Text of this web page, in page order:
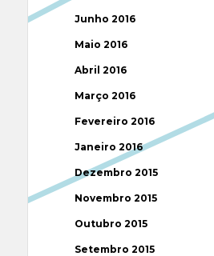
Junho 2016
Maio 2016
Abril 2016
Março 2016
Fevereiro 2016
Janeiro 2016
Dezembro 2015
Novembro 2015
Outubro 2015
Setembro 2015